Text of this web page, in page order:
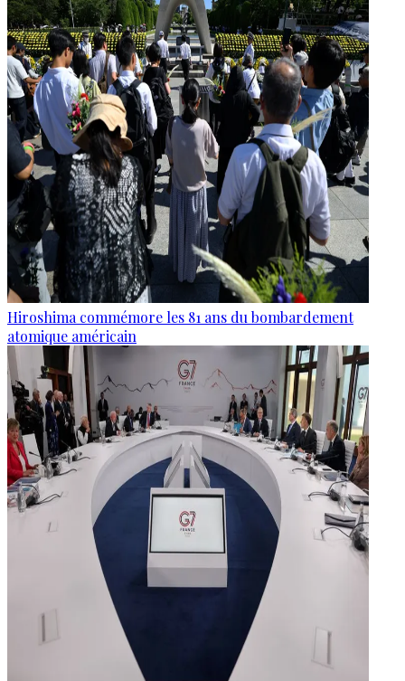
Hiroshima commémore les 81 ans du bombardement
atomique américain